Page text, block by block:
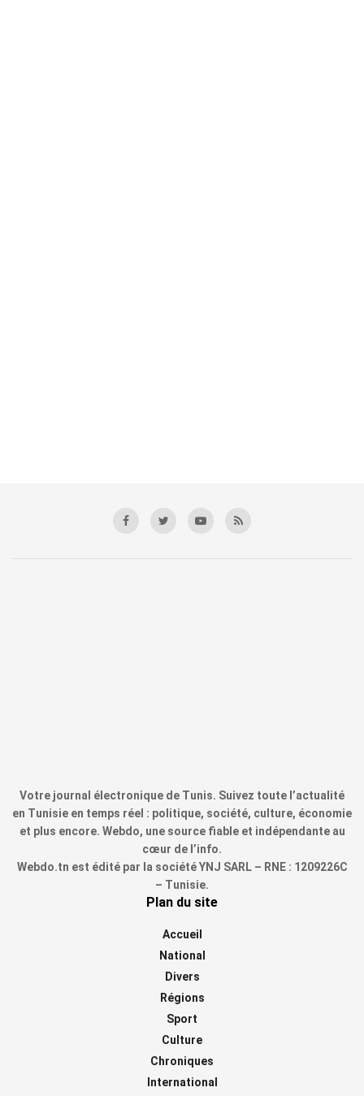
Votre journal électronique de Tunis. Suivez toute l’actualité
en Tunisie en temps réel : politique, société, culture, économie
et plus encore. Webdo, une source fiable et indépendante au
cœur de l’info.
Webdo.tn est édité par la société YNJ SARL – RNE : 1209226C
– Tunisie.
Plan du site
Accueil
National
Divers
Régions
Sport
Culture
Chroniques
International